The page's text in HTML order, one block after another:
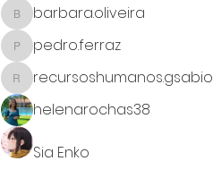
barbara.oliveira
barbara.oliveira
pedro.ferraz
pedro.ferraz
recursoshumanos.gsabio
recursoshumanos.gsabio
helenarochas38
Sia Enko